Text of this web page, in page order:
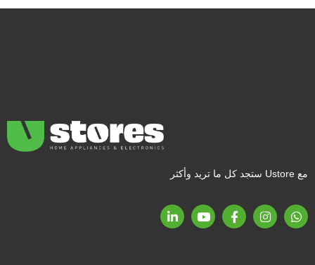
مع Ustore ستجد كل ما تريد وأكثر